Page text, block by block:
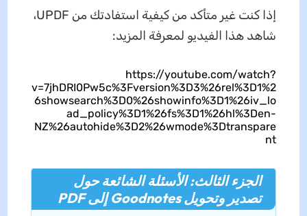
إذا كنت غير متأكد من كيفية استفادتك من UPDF،
شاهد هذا الفيديو لمعرفة المزيد:
https://youtube.com/watch?
v=7jhDRI0Pw5c%3Fversion%3D3%26rel%3D1%2
6showsearch%3D0%26showinfo%3D1%26iv_lo
ad_policy%3D1%26fs%3D1%26hl%3Den-
NZ%26autohide%3D2%26wmode%3Dtranspare
nt
الجزء الثالث: الأسئلة الشائعة حول
تصدير وتحويل Goodnotes إلى PDF